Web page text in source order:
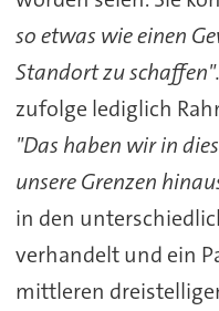
so etwas wie einen
Standort zu schaffen".
zufolge lediglich
"Das haben wir in
unsere Grenzen
in den
verhandelt und ein
mittleren